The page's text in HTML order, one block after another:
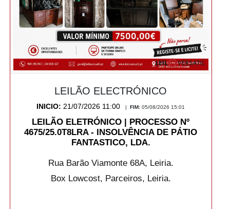
LEILÃO ELECTRÓNICO
INICIO:21/07/2026 11:00 |FIM:05/08/2026 15:01
LEILÃO ELETRÓNICO | PROCESSO Nº
4675/25.0T8LRA - INSOLVÊNCIA DE PÁTIO
FANTASTICO, LDA.
Rua Barão Viamonte 68A, Leiria.
Box Lowcost, Parceiros, Leiria.